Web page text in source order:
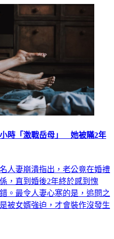
時「激戰岳母」 她被瞞2年
人妻崩潰指出，老公竟在婚禮
，直到婚後2年終於感到愧
。最令人妻心寒的是，追問之
被女婿強迫，才會裝作沒發生